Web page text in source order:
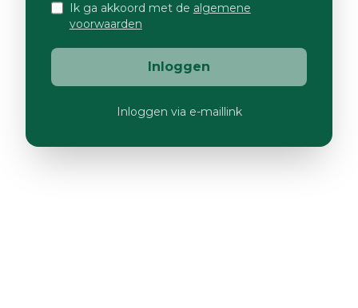
Ik ga akkoord met de algemene
voorwaarden
Inloggen
Inloggen via e-maillink